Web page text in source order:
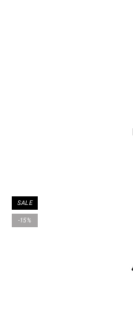
SALE
-15%